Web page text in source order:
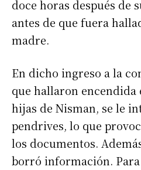
doce horas después de
antes de que fuera
madre.
En dicho ingreso a la
que hallaron encendida
hijas de Nisman, se le
pendrives, lo que
los documentos.
borró información.